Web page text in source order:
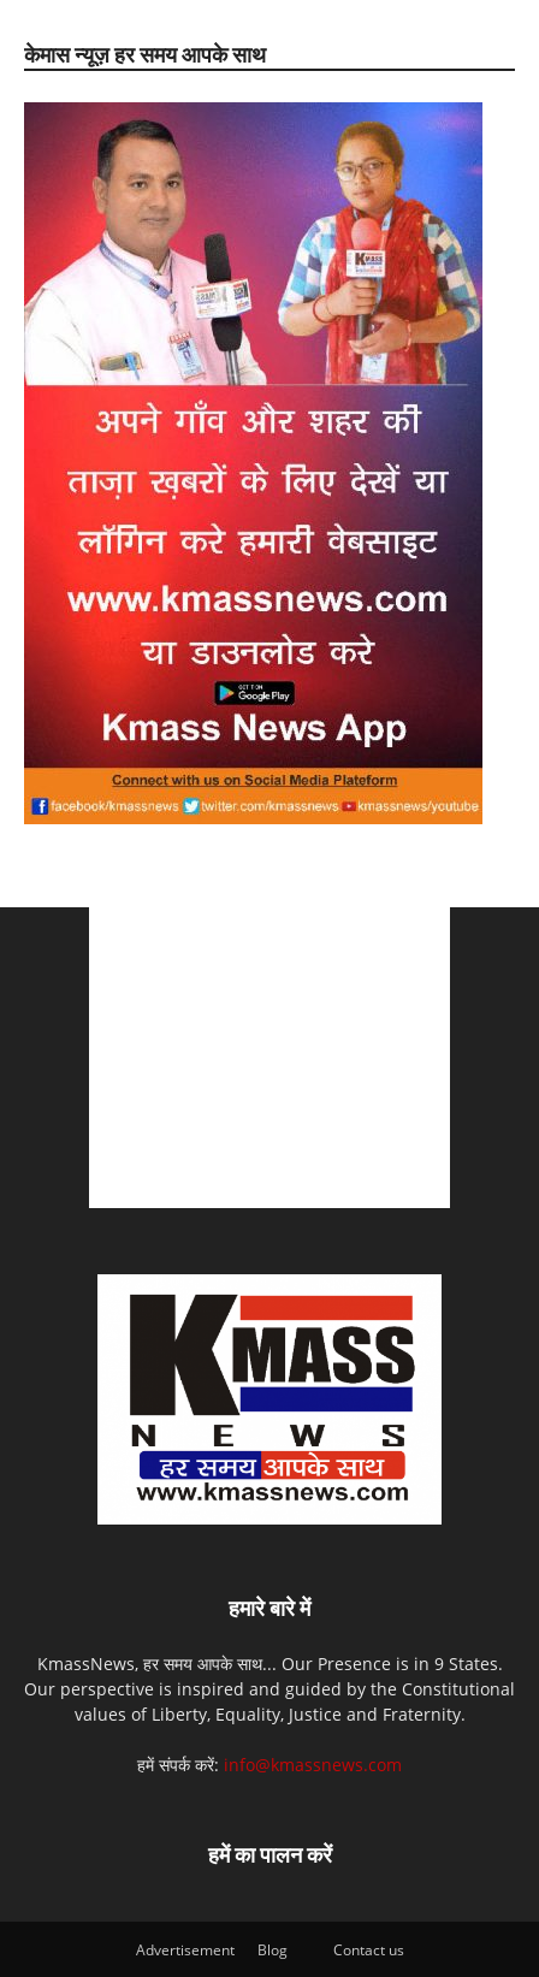
केमास न्यूज़ हर समय आपके साथ
हमारे बारे में
KmassNews, हर समय आपके साथ... Our Presence is in 9 States.
Our perspective is inspired and guided by the Constitutional
values of Liberty, Equality, Justice and Fraternity.
हमें संपर्क करें: info@kmassnews.com
हमें का पालन करें
Advertisement Blog Contact us